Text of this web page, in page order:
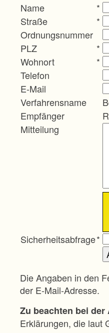
Name
*
Straße
*
Ordnungsnummer
PLZ
*
Wohnort
*
Telefon
E-Mail
Verfahrensname
Empfänger
Mitteilung
Sicherheitsabfrage*
Die Angaben in den
der E-Mail-Adresse.
Zu beachten bei
Erklärungen, die laut